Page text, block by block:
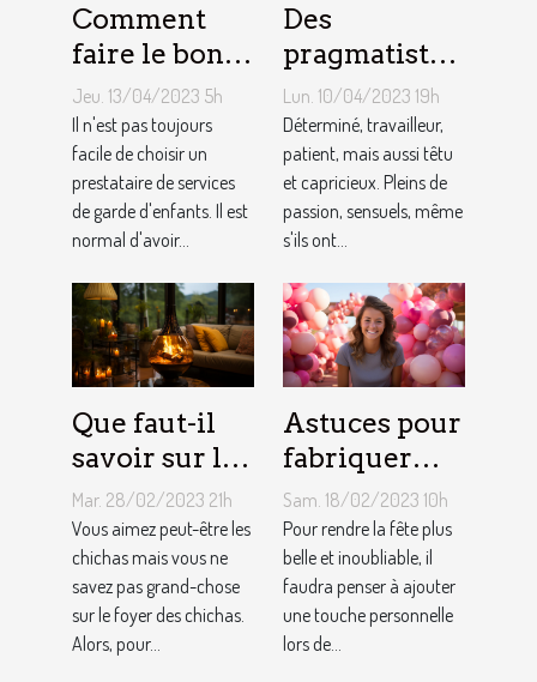
Comment
faire le bon
choix entre
une crèche et
une
assistante
maternelle ?
Jeu. 13/04/2023 5h
Il n'est pas toujours
facile de choisir un
prestataire de services
de garde d'enfants. Il est
normal d'avoir...
Des
pragmatistes
imaginatifs
et patients :
comment
sont les gens
du Taureau ?
Lun. 10/04/2023 19h
Déterminé, travailleur,
patient, mais aussi têtu
et capricieux. Pleins de
passion, sensuels, même
s'ils ont...
Que faut-il
savoir sur le
foyer chicha
?
Mar. 28/02/2023 21h
Vous aimez peut-être les
chichas mais vous ne
savez pas grand-chose
sur le foyer des chichas.
Alors, pour...
Astuces pour
fabriquer
une arche de
ballons
Sam. 18/02/2023 10h
Pour rendre la fête plus
belle et inoubliable, il
faudra penser à ajouter
une touche personnelle
lors de...